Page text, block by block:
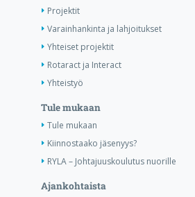
Projektit
Varainhankinta ja lahjoitukset
Yhteiset projektit
Rotaract ja Interact
Yhteistyö
Tule mukaan
Tule mukaan
Kiinnostaako jäsenyys?
RYLA – Johtajuuskoulutus nuorille
Ajankohtaista